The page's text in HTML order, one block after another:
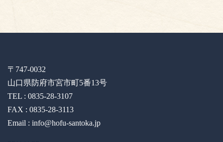
〒747-0032
山口県防府市宮市町5番13号
TEL : 0835-28-3107
FAX : 0835-28-3113
Email : info@hofu-santoka.jp